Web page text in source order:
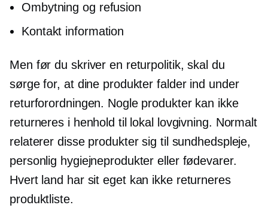
Ombytning og refusion
Kontakt information
Men før du skriver en returpolitik, skal du
sørge for, at dine produkter falder ind under
returforordningen. Nogle produkter kan ikke
returneres i henhold til lokal lovgivning. Normalt
relaterer disse produkter sig til sundhedspleje,
personlig hygiejneprodukter eller fødevarer.
Hvert land har sit eget kan ikke returneres
produktliste.